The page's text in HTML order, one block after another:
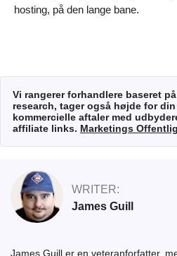
hosting, på den lange bane.
Vi rangerer forhandlere baseret
research, tager også højde for
kommercielle aftaler med
affiliate links. Marketings
WRITER:
James Guill
James Guill er en veteranforfatter,